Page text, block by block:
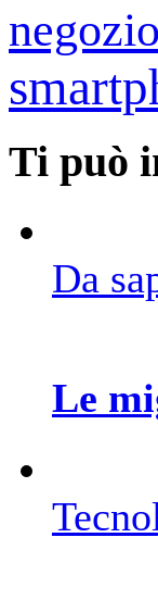
negozio
Ti può
Da
Le